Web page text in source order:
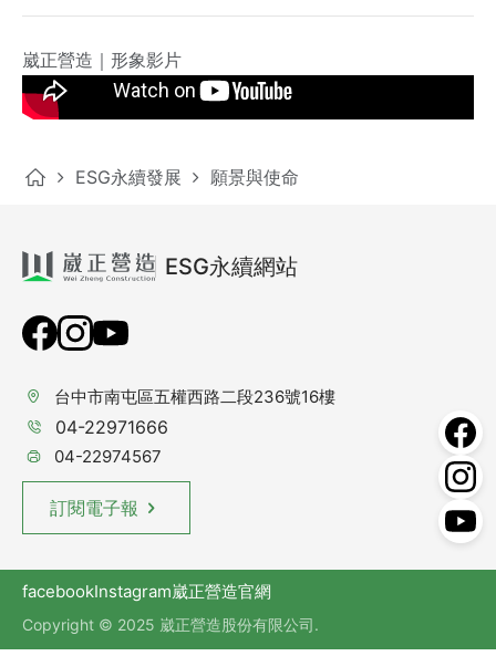
崴正營造｜形象影片
ESG永續發展 願景與使命
ESG永續網站
台中市南屯區五權西路二段236號16樓
04-22971666
04-22974567
訂閱電子報
facebookInstagram崴正營造官網
Copyright © 2025 崴正營造股份有限公司.